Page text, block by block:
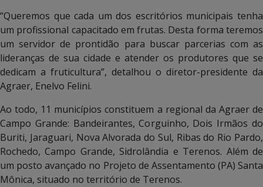
“Queremos que cada um dos escritórios municipais tenha
um profissional capacitado em frutas. Desta forma teremos
um servidor de prontidão para buscar parcerias com as
lideranças de sua cidade e atender os produtores que se
dedicam a fruticultura”, detalhou o diretor-presidente da
Agraer, Enelvo Felini.
Ao todo, 11 municípios constituem a regional da Agraer de
Campo Grande: Bandeirantes, Corguinho, Dois Irmãos do
Buriti, Jaraguari, Nova Alvorada do Sul, Ribas do Rio Pardo,
Rochedo, Campo Grande, Sidrolândia e Terenos. Além de
um posto avançado no Projeto de Assentamento (PA) Santa
Mônica, situado no território de Terenos.